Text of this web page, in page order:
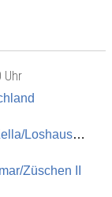
Uhr
Loshausen II
Züschen II